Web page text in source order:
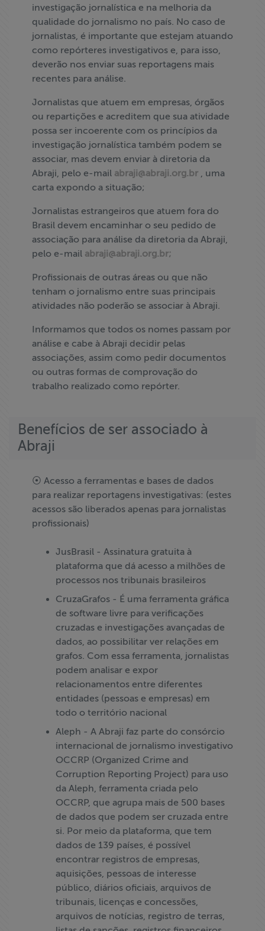
Fale Conosco
investigação jornalística e na melhoria da
qualidade do jornalismo no país. No caso de
jornalistas, é importante que estejam atuando
como repórteres investigativos e, para isso,
deverão nos enviar suas reportagens mais
recentes para análise.
Jornalistas que atuem em empresas, órgãos
ou repartições e acreditem que sua atividade
possa ser incoerente com os princípios da
investigação jornalística também podem se
associar, mas devem enviar à diretoria da
Abraji, pelo e-mail abraji@abraji.org.br , uma
carta expondo a situação;
Jornalistas estrangeiros que atuem fora do
Brasil devem encaminhar o seu pedido de
associação para análise da diretoria da Abraji,
pelo e-mail abraji@abraji.org.br;
Profissionais de outras áreas ou que não
tenham o jornalismo entre suas principais
atividades não poderão se associar à Abraji.
Informamos que todos os nomes passam por
análise e cabe à Abraji decidir pelas
associações, assim como pedir documentos
ou outras formas de comprovação do
trabalho realizado como repórter.
Benefícios de ser associado à
Abraji
⦿ Acesso a ferramentas e bases de dados
para realizar reportagens investigativas: (estes
acessos são liberados apenas para jornalistas
profissionais)
JusBrasil - Assinatura gratuita à
plataforma que dá acesso a milhões de
processos nos tribunais brasileiros
CruzaGrafos - É uma ferramenta gráfica
de software livre para verificações
cruzadas e investigações avançadas de
dados, ao possibilitar ver relações em
grafos. Com essa ferramenta, jornalistas
podem analisar e expor
relacionamentos entre diferentes
entidades (pessoas e empresas) em
todo o território nacional
Aleph - A Abraji faz parte do consórcio
internacional de jornalismo investigativo
OCCRP (Organized Crime and
Corruption Reporting Project) para uso
da Aleph, ferramenta criada pelo
OCCRP, que agrupa mais de 500 bases
de dados que podem ser cruzada entre
si. Por meio da plataforma, que tem
dados de 139 países, é possível
encontrar registros de empresas,
aquisições, pessoas de interesse
público, diários oficiais, arquivos de
tribunais, licenças e concessões,
arquivos de notícias, registro de terras,